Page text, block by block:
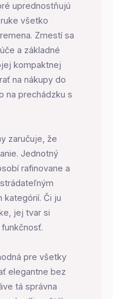
uprednostňujú
všetko
Zmestí sa
a základné
kompaktnej
na nákupy do
na prechádzku s
zaručuje, že
Jednotný
rafinovane a
kategórií. Či ju
jej tvar si
pre všetky
elegantne bez
tá správna